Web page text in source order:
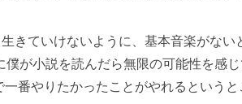
きていけないように、基本音楽がな
僕が小説を読んだら無限の可能性を感
番やりたかったことがやれるという